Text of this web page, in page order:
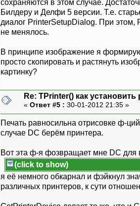
сохраняются в этом случае.
Билдеру и Делфи 5 версии. Т.е.
диалог PrinterSetupDialog. При этом,
не менялось.
В принципе изображение я
просто скопировать и растянуть
картинку?
Re: TPrinter() как
« Ответ #5 : 30-01-2012 21:35 »
Печать равносильна отрисовке ф-
случае DC берём принтера.
Вот эта ф-я фозвращает мне DC для
(click to show)
я её немного обкарнал и фэйкнул
различных принтеров, к сути